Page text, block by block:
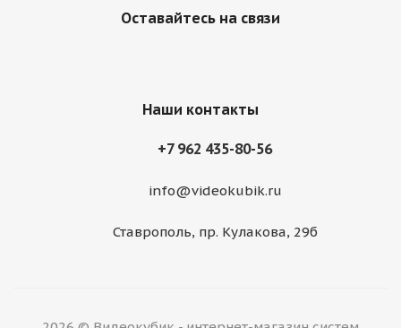
Оставайтесь на связи
Наши контакты
+7 962 435-80-56
info@videokubik.ru
Ставрополь, ​пр. Кулакова, 29б